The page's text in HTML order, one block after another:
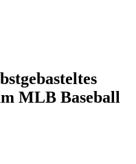
MLB Baseball